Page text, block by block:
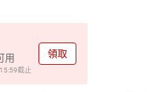
用
截止
領取